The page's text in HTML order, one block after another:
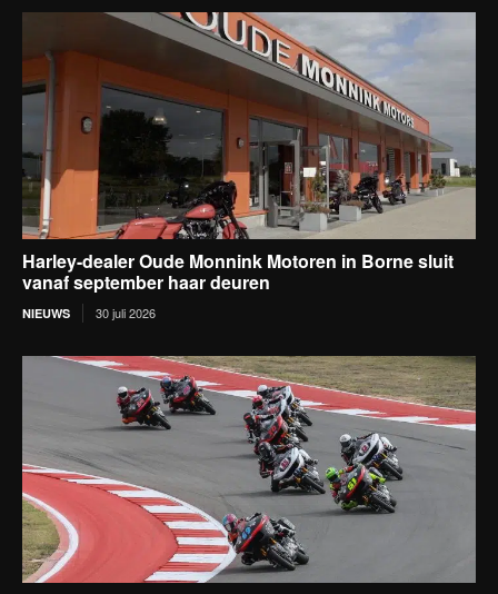
Harley-dealer Oude Monnink Motoren in Borne sluit
vanaf september haar deuren
NIEUWS 30 juli 2026